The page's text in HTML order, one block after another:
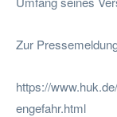
Zur
https://
engefahr.html